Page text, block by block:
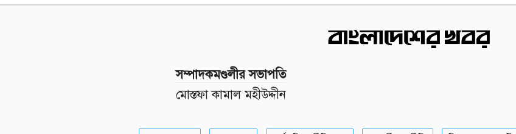
সম্পাদকমণ্ডলীর সভাপতি
মোস্তফা কামাল মহীউদ্দীন